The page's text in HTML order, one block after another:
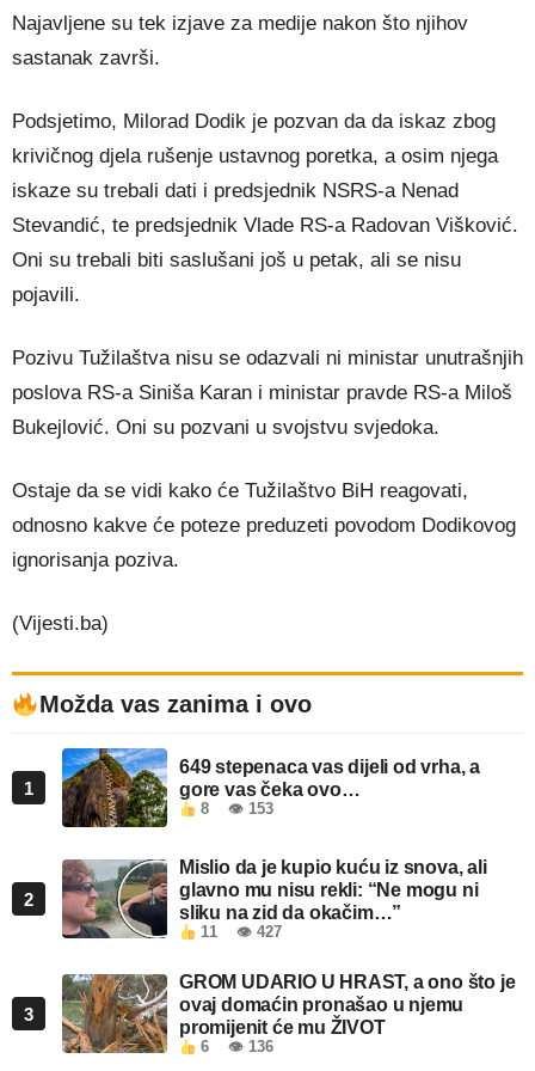
Najavljene su tek izjave za medije nakon što njihov
sastanak završi.
Podsjetimo, Milorad Dodik je pozvan da da iskaz zbog
krivičnog djela rušenje ustavnog poretka, a osim njega
iskaze su trebali dati i predsjednik NSRS-a Nenad
Stevandić, te predsjednik Vlade RS-a Radovan Višković.
Oni su trebali biti saslušani još u petak, ali se nisu
pojavili.
Pozivu Tužilaštva nisu se odazvali ni ministar unutrašnjih
poslova RS-a Siniša Karan i ministar pravde RS-a Miloš
Bukejlović. Oni su pozvani u svojstvu svjedoka.
Ostaje da se vidi kako će Tužilaštvo BiH reagovati,
odnosno kakve će poteze preduzeti povodom Dodikovog
ignorisanja poziva.
(Vijesti.ba)
Možda vas zanima i ovo
1
649 stepenaca vas dijeli od vrha, a
gore vas čeka ovo…
8 👁 153
2
Mislio da je kupio kuću iz snova, ali
glavno mu nisu rekli: “Ne mogu ni
sliku na zid da okačim…”
11 👁 427
3
GROM UDARIO U HRAST, a ono što je
ovaj domaćin pronašao u njemu
promijenit će mu ŽIVOT
6 👁 136